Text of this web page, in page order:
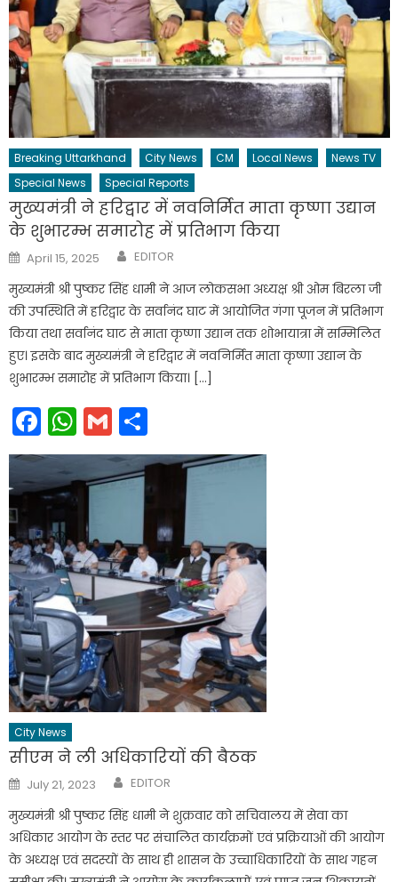
Breaking Uttarkhand City News CM Local News
News TV
Special News
Special Reports
मुख्यमंत्री ने हरिद्वार में नवनिर्मित माता कृष्णा उद्यान
के शुभारम्भ समारोह में प्रतिभाग किया
Posted
on
April 15, 2025 Author
EDITOR
मुख्यमंत्री श्री पुष्कर सिंह धामी ने आज लोकसभा अध्यक्ष श्री ओम बिरला जी
की उपस्थिति में हरिद्वार के सर्वानंद घाट में आयोजित गंगा पूजन में प्रतिभाग
किया तथा सर्वानंद घाट से माता कृष्णा उद्यान तक शोभायात्रा में सम्मिलित
हुए। इसके बाद मुख्यमंत्री ने हरिद्वार में नवनिर्मित माता कृष्णा उद्यान के
शुभारम्भ समारोह में प्रतिभाग किया। […]
Facebook
WhatsApp
Gmail
City News
सीएम ने ली अधिकारियों की बैठक
Posted
on
July 21, 2023 Author
EDITOR
मुख्यमंत्री श्री पुष्कर सिंह धामी ने शुक्रवार को सचिवालय में सेवा का
अधिकार आयोग के स्तर पर संचालित कार्यक्रमों एवं प्रक्रियाओं की आयोग
के अध्यक्ष एवं सदस्यों के साथ ही शासन के उच्चाधिकारियों के साथ गहन